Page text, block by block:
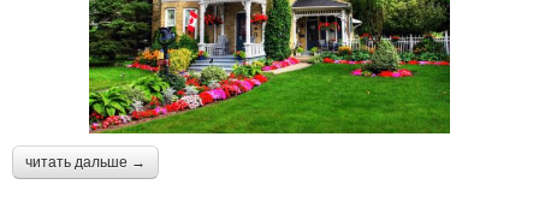
читать дальше →